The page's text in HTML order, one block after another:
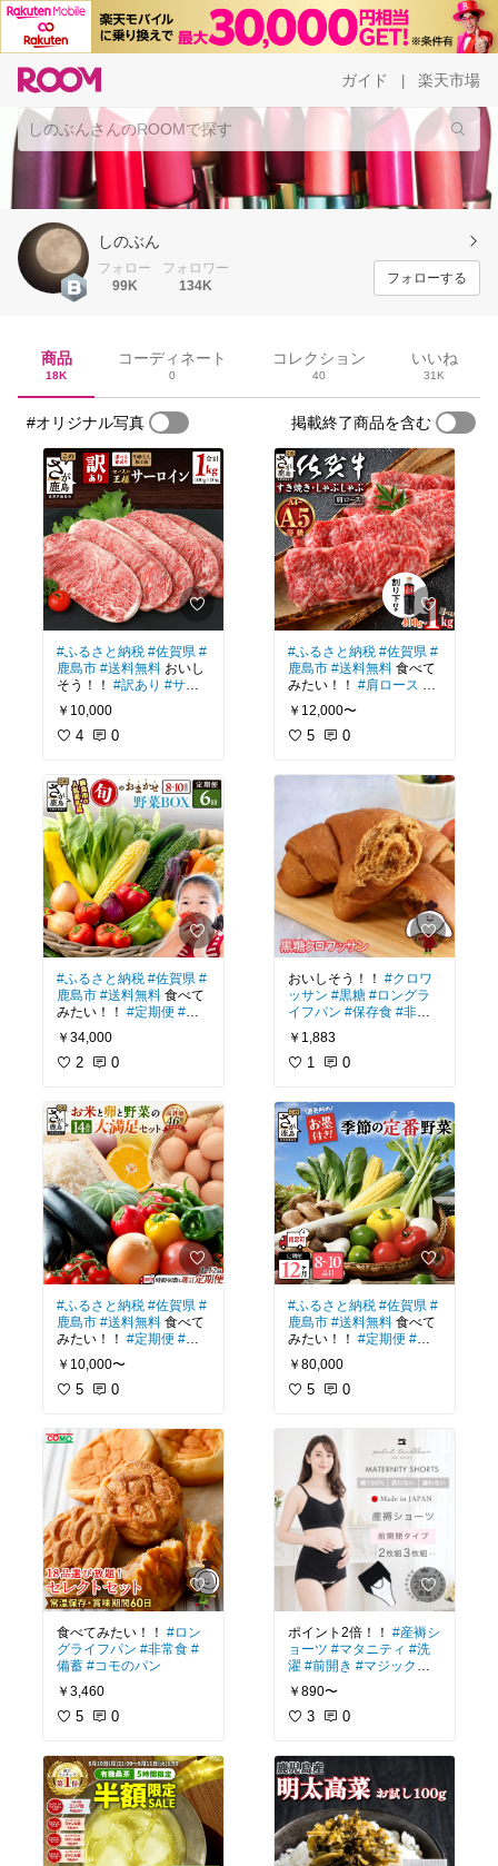
ガイド 楽天市場
しのぶん
フォロー
99K
フォロワー
134K
フォローする
商品
18K
コーディネート
0
コレクション
40
いいね
31K
#オリジナル写真 掲載終了商品を含む
#ふるさと納税 #佐賀県 #
鹿島市 #送料無料 おいし
そう！！ #訳あり #サー
ロインステーキ
ェクション
￥10,000
4 0
#ふるさと納税 #佐賀県 #
鹿島市 #送料無料 食べて
みたい！！ #定期便 #野
菜 #詰め合わせ
送
￥34,000
2 0
#ふるさと納税 #佐賀県 #
鹿島市 #送料無料 食べて
みたい！！ #定期便 #野
菜 #フルーツ
#詰め合わせ
￥10,000〜
5 0
食べてみたい！！ #ロン
グライフパン #非常食 #
備蓄 #コモのパン
￥3,460
5 0
#ふるさと納税 #佐賀県 #
鹿島市 #送料無料 食べて
みたい！！ #肩ロース #
スライス
毛和牛 #すきやき
ぶしゃぶ
￥12,000〜
5 0
おいしそう！！ #クロワ
ッサン #黒糖 #ロングラ
イフパン #保存食 #非常
食 #コモのパン
￥1,883
1 0
#ふるさと納税 #佐賀県 #
鹿島市 #送料無料 食べて
みたい！！ #定期便 #野
菜 #詰め合わせ
￥80,000
5 0
ポイント2倍！！ #産褥シ
ョーツ #マタニティ #洗
濯 #前開き #マジックテ
ープ #日本製
ラー
￥890〜
3 0